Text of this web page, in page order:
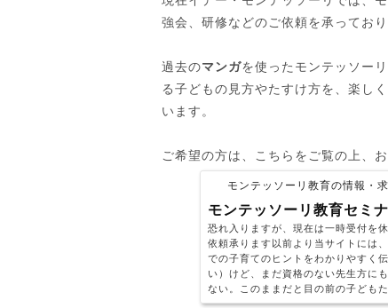
強会、研修などのご依頼を承っており
過去のマンガを使ったモンテッソー
る子どもの見方やたすけ方を、楽し
います。
ご希望の方は、こちらをご覧の上、
モンテッソーリ教育の情報・
モンテッソーリ教育セミ
恐れ入りますが、現在は一時受付を
依頼承ります以前より当サイトには
での子育てのヒントをわかりやすく
い）けど、まだ資格のない先生方に
ない。このままだと目の前の子ども
などといったご相...